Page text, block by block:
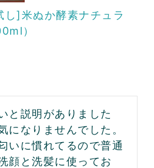
]米ぬか酵素ナチュラ
）
と説明がありました
になりませんでした。
いに慣れてるので普通
顔と洗髪に使ってお